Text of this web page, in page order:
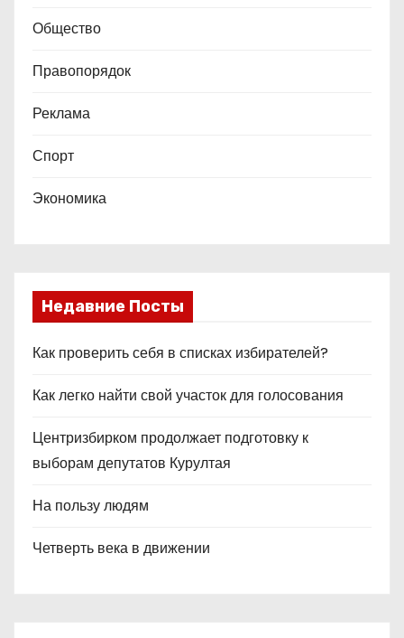
й
Общество
Правопорядок
Реклама
Спорт
Экономика
Недавние Посты
Как проверить себя в списках избирателей?
Как легко найти свой участок для голосования
Центризбирком продолжает подготовку к
выборам депутатов Курултая
На пользу людям
Четверть века в движении